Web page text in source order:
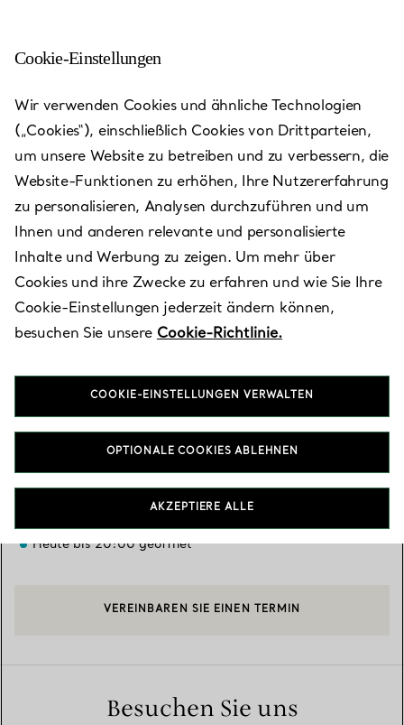
Milan -
Galleria
Heute bis 20:00 geöffnet
VEREINBAREN SIE EINEN TERMIN
Besuchen Sie uns
Cookie-Einstellungen
Wir verwenden Cookies und ähnliche Technologien
(„Cookies“), einschließlich Cookies von Drittparteien,
um unsere Website zu betreiben und zu verbessern, die
Website-Funktionen zu erhöhen, Ihre Nutzererfahrung
zu personalisieren, Analysen durchzuführen und um
Ihnen und anderen relevante und personalisierte
Inhalte und Werbung zu zeigen. Um mehr über
Cookies und ihre Zwecke zu erfahren und wie Sie Ihre
Cookie-Einstellungen jederzeit ändern können,
besuchen Sie unsere Cookie-Richtlinie.
COOKIE-EINSTELLUNGEN VERWALTEN
OPTIONALE COOKIES ABLEHNEN
AKZEPTIERE ALLE